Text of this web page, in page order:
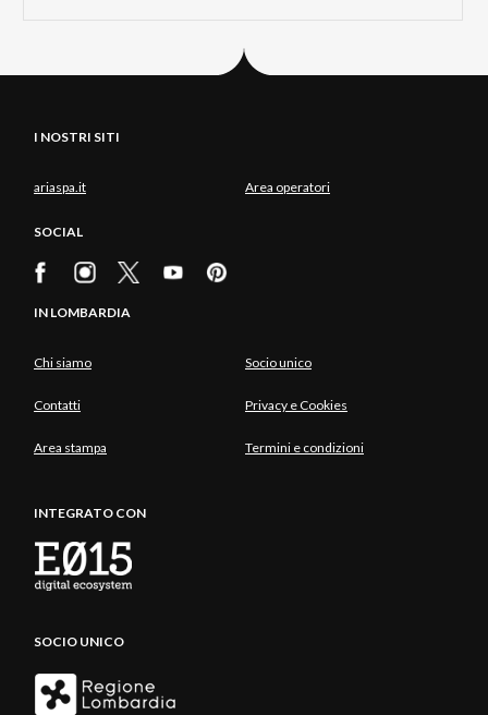
I NOSTRI SITI
ariaspa.it Area operatori
SOCIAL
IN LOMBARDIA
Chi siamo Socio unico
Contatti Privacy e Cookies
Area stampa Termini e condizioni
INTEGRATO CON
SOCIO UNICO